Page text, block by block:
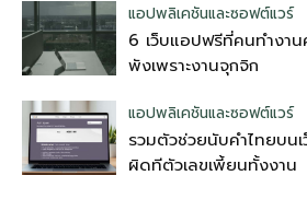
แอปพลิเคชันและซอฟต์แวร์
6 เว็บแอปฟรีที่คนทำงา
พังเพราะงานจุกจิก
แอปพลิเคชันและซอฟต์แวร์
รวมตัวช่วยนับคำไทยบน
ผิดทีตัวเลขเพี้ยนทั้งงาน